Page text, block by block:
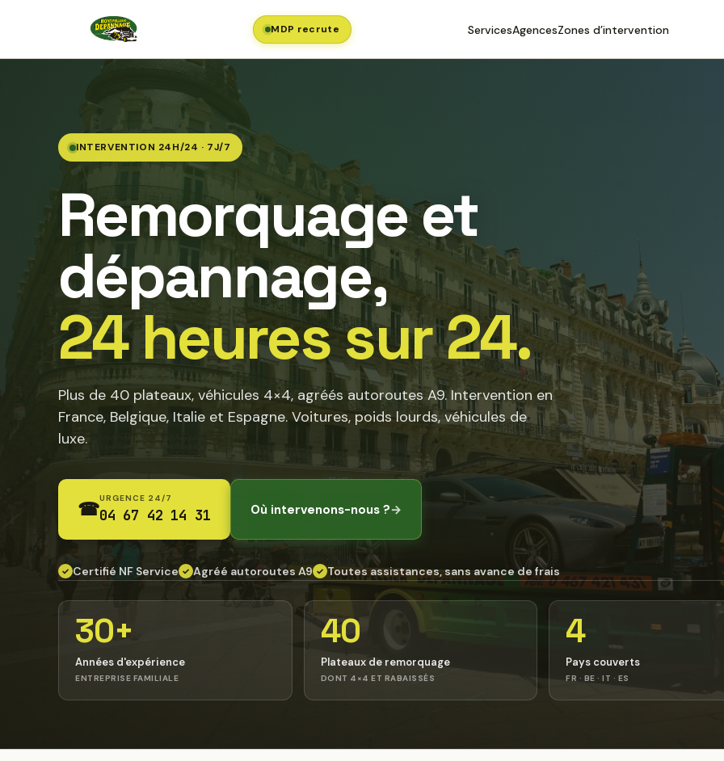
MDP recrute ServicesAgencesZones d’intervention
INTERVENTION 24H/24 · 7J/7
Remorquage et
dépannage,
24 heures sur 24.
Plus de 40 plateaux, véhicules 4×4, agréés autoroutes A9. Intervention en
France, Belgique, Italie et Espagne. Voitures, poids lourds, véhicules de
luxe.
☎URGENCE 24/7
04 67 42 14 31 Où intervenons-nous ?→
✓ Certifié NF Service ✓ Agréé autoroutes A9 ✓ Toutes assistances, sans avance de frais
30+
Années d'expérience
ENTREPRISE FAMILIALE
40
Plateaux de remorquage
DONT 4×4 ET RABAISSÉS
4
Pays couverts
FR · BE · IT · ES